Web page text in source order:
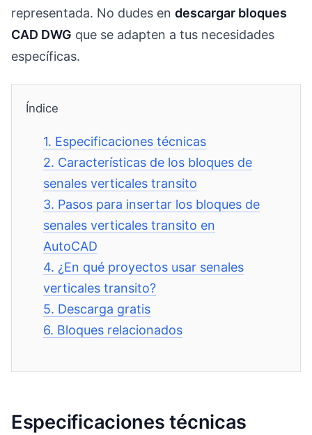
representada. No dudes en descargar bloques
CAD DWG que se adapten a tus necesidades
específicas.
Índice
1. Especificaciones técnicas
2. Características de los bloques de
senales verticales transito
3. Pasos para insertar los bloques de
senales verticales transito en
AutoCAD
4. ¿En qué proyectos usar senales
verticales transito?
5. Descarga gratis
6. Bloques relacionados
Especificaciones técnicas